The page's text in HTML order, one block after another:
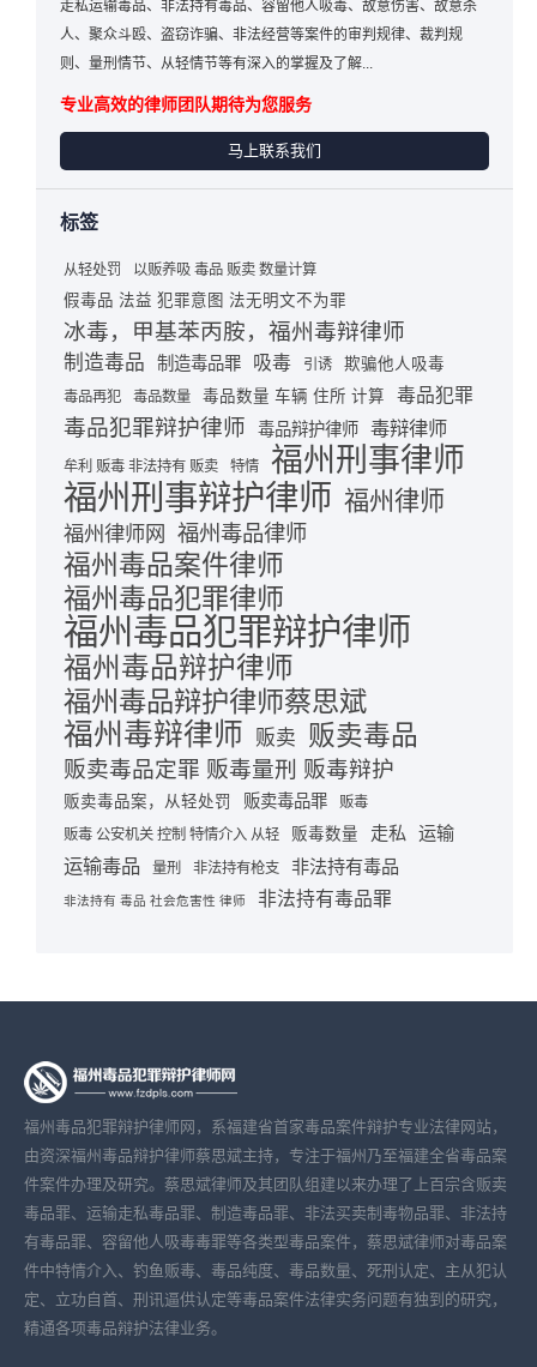
走私运输毒品、非法持有毒品、容留他人吸毒、故意伤害、故意杀
人、聚众斗殴、盗窃诈骗、非法经营等案件的审判规律、裁判规
则、量刑情节、从轻情节等有深入的掌握及了解...
专业高效的律师团队期待为您服务
马上联系我们
标签
从轻处罚 以贩养吸 毒品 贩卖 数量计算
假毒品 法益 犯罪意图 法无明文不为罪
冰毒，甲基苯丙胺，福州毒辩律师
制造毒品 制造毒品罪 吸毒 引诱 欺骗他人吸毒
毒品再犯 毒品数量 毒品数量 车辆 住所 计算 毒品犯罪
毒品犯罪辩护律师 毒品辩护律师 毒辩律师
牟利 贩毒 非法持有 贩卖 特情 福州刑事律师
福州刑事辩护律师 福州律师
福州律师网 福州毒品律师
福州毒品案件律师
福州毒品犯罪律师
福州毒品犯罪辩护律师
福州毒品辩护律师
福州毒品辩护律师蔡思斌
福州毒辩律师 贩卖 贩卖毒品
贩卖毒品定罪 贩毒量刑 贩毒辩护
贩卖毒品案，从轻处罚 贩卖毒品罪
贩毒
贩毒 公安机关 控制 特情介入 从轻
贩毒数量 走私 运输
运输毒品 量刑 非法持有枪支 非法持有毒品
非法持有 毒品 社会危害性 律师 非法持有毒品罪
福州毒品犯罪辩护律师网，系福建省首家毒品案件辩护专业法律网站，
由资深福州毒品辩护律师蔡思斌主持，专注于福州乃至福建全省毒品案
件案件办理及研究。蔡思斌律师及其团队组建以来办理了上百宗含贩卖
毒品罪、运输走私毒品罪、制造毒品罪、非法买卖制毒物品罪、非法持
有毒品罪、容留他人吸毒毒罪等各类型毒品案件，蔡思斌律师对毒品案
件中特情介入、钓鱼贩毒、毒品纯度、毒品数量、死刑认定、主从犯认
定、立功自首、刑讯逼供认定等毒品案件法律实务问题有独到的研究，
精通各项毒品辩护法律业务。